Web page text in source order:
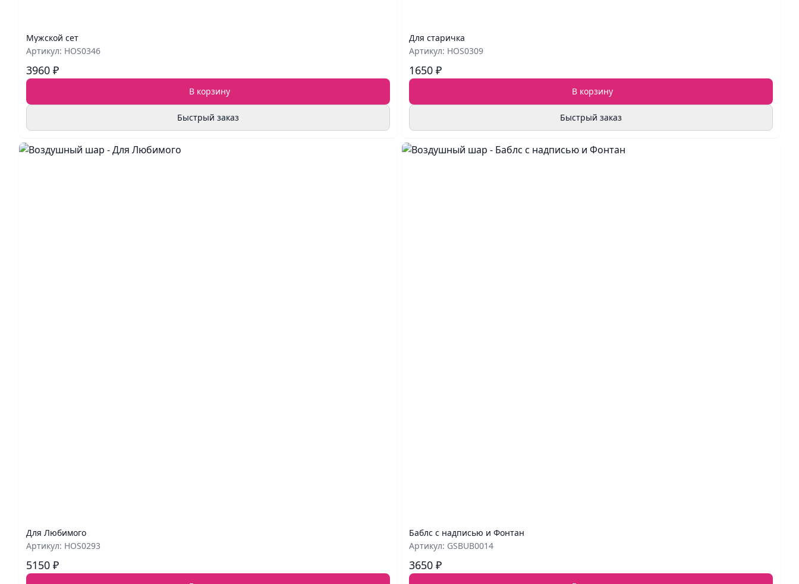
Мужской сет
Артикул: HOS0346
3960 ₽
В корзину
Быстрый заказ
Для старичка
Артикул: HOS0309
1650 ₽
В корзину
Быстрый заказ
Для Любимого
Артикул: HOS0293
5150 ₽
Баблс с надписью и Фонтан
Артикул: GSBUB0014
3650 ₽